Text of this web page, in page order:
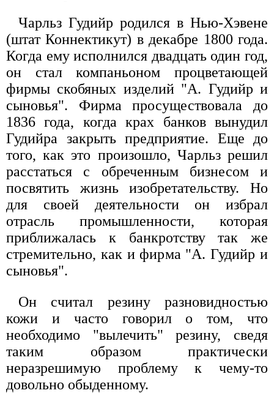
Чарльз Гудийр родился в Нью-Хэвене
(штат Коннектикут) в декабре 1800 года.
Когда ему исполнился двадцать один год,
он стал компаньоном процветающей
фирмы скобяных изделий "А. Гудийр и
сыновья". Фирма просуществовала до
1836 года, когда крах банков вынудил
Гудийра закрыть предприятие. Еще до
того, как это произошло, Чарльз решил
расстаться с обреченным бизнесом и
посвятить жизнь изобретательству. Но
для своей деятельности он избрал
отрасль промышленности, которая
приближалась к банкротству так же
стремительно, как и фирма "А. Гудийр и
сыновья".
Он считал резину разновидностью
кожи и часто говорил о том, что
необходимо "вылечить" резину, сведя
таким образом практически
неразрешимую проблему к чему-то
довольно обыденному.